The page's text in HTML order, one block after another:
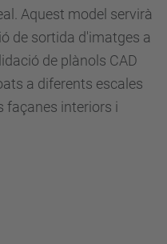
Aquest model servirà
de sortida d'imatges a
de plànols CAD
a diferents escales
façanes interiors i